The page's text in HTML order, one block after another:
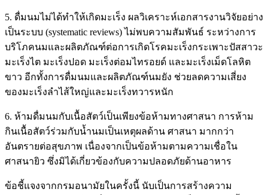
5. ดื่มนมไม่ได้ทำให้เกิดมะเร็ง ผลวิเคราะห์เอกสารงานวิจัยอย่าง
เป็นระบบ (systematic reviews) ไม่พบความสัมพันธ์ ระหว่างการ
บริโภคนมและผลิตภัณฑ์ต่อการเกิดโรคมะเร็งกระเพาะปัสสาวะ
มะเร็งไต มะเร็งปอด มะเร็งต่อมไทรอยด์ และมะเร็งเม็ดโลหิต
ขาว อีกทั้งการดื่มนมและผลิตภัณฑ์นมยัง ช่วยลดความเสี่ยง
ของมะเร็งลำไส้ใหญ่และมะเร็งทวารหนัก
6. ห้ามดื่มนมกับเนื้อสัตว์เป็นเพียงข้อห้ามทางศาสนา การห้าม
กินเนื้อสัตว์ร่วมกับน้ำนมเป็นเหตุผลด้าน ศาสนา มากกว่า
อันตรายต่อสุขภาพ เนื่องจากเป็นข้อห้ามตามความเชื่อใน
ศาสนายิว ซึ่งมิได้เกี่ยวข้องกับความปลอดภัยด้านอาหาร
ข้อชี้แจงจากกรมอนามัยในครั้งนี้ นับเป็นการสร้างความ